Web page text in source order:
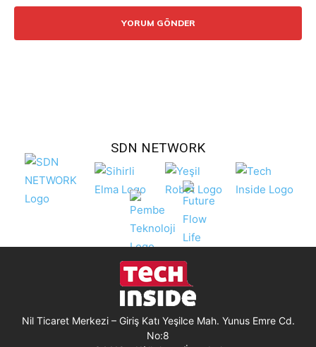
SDN NETWORK
Nil Ticaret Merkezi – Giriş Katı Yeşilce Mah. Yunus Emre Cd.
No:8